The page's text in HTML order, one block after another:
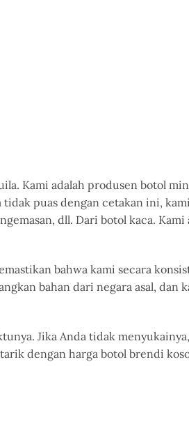
Kami adalah produsen botol
puas dengan cetakan ini,
dll. Dari botol kaca.
bahwa kami secara
bahan dari negara asal,
Jika Anda tidak
dengan harga botol brendi